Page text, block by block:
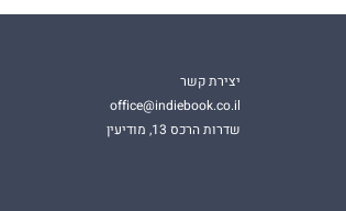
יצירת קשר
office@indiebook.co.il
שדרות הרכס 13, מודיעין